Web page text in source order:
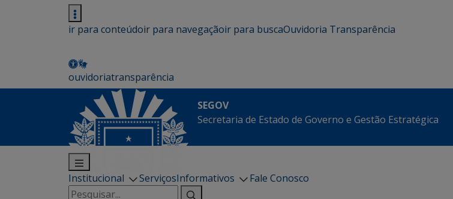
ir para conteúdoir para navegaçãoir para buscaOuvidoria Transparência
ouvidoriatransparência
SEGOV
Secretaria de Estado de Governo e Gestão Estratégica
Institucional ServiçosInformativos
Fale Conosco
Pesquisar